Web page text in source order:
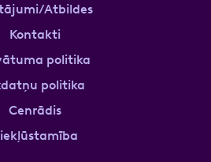
Atbildes
Kontakti
politika
politika
Cenrādis